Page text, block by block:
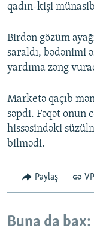
qadın-kişi
Birdən gözüm
saraldı, bədənimi
yardıma zəng
Marketə qaçıb
səpdi. Fəqət onun
hissəsindəki
bilmədi.
Paylaş
Buna da bax: